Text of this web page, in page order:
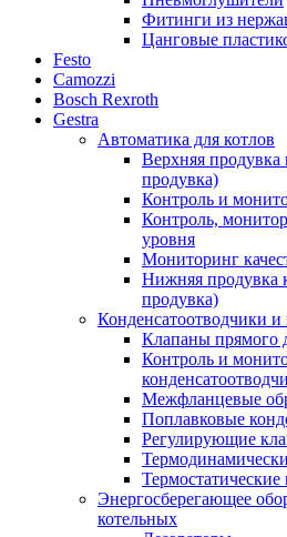
Фитинги из
Цанговые
Festo
Camozzi
Bosch Rexroth
Gestra
Автоматика для котлов
Верхняя продувка
продувка)
Контроль и
Контроль,
уровня
Мониторинг
Нижняя продувка
продувка)
Конденсатоотводчики
Клапаны прямого
Контроль и
Межфланцевые
Поплавковые
Регулирующие
Термостатические
Энергосберегающее
котельных